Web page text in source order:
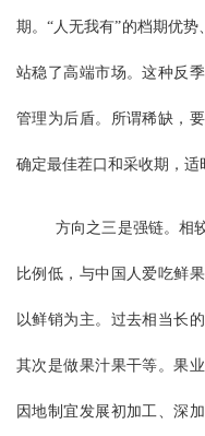
期。“人无我有”的档期优
站稳了高端市场。这种反
管理为后盾。所谓稀缺，
确定最佳茬口和采收期，适
方向之三是强链。相
比例低，与中国人爱吃鲜
以鲜销为主。过去相当长
其次是做果汁果干等。果
因地制宜发展初加工、深